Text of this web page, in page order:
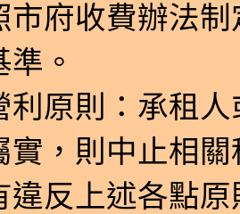
市府收費辦法制
。
利原則：承租
實，則中止相關
違反上述各點